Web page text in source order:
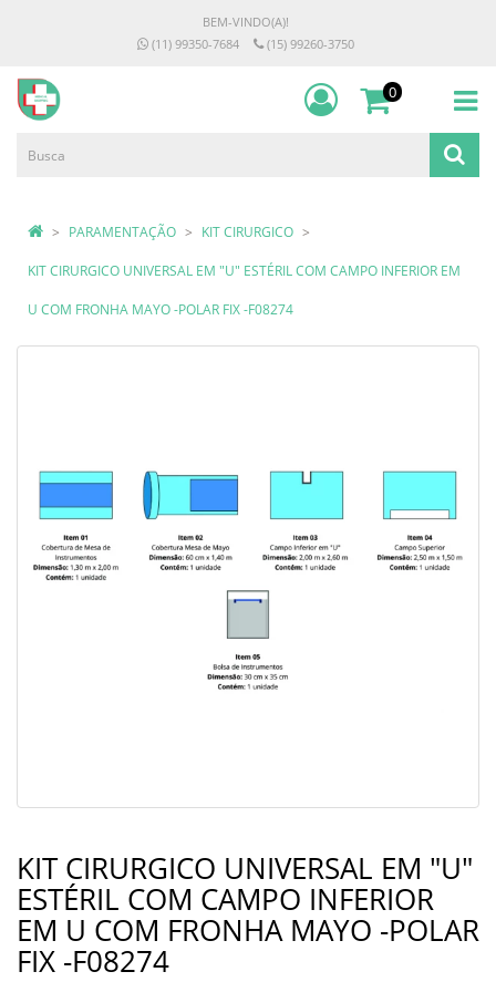
BEM-VINDO(A)!
(11) 99350-7684
(15) 99260-3750
0
PARAMENTAÇÃO KIT CIRURGICO
KIT CIRURGICO UNIVERSAL EM "U" ESTÉRIL COM CAMPO INFERIOR EM
U COM FRONHA MAYO -POLAR FIX -F08274
KIT CIRURGICO UNIVERSAL EM "U"
ESTÉRIL COM CAMPO INFERIOR
EM U COM FRONHA MAYO -POLAR
FIX -F08274